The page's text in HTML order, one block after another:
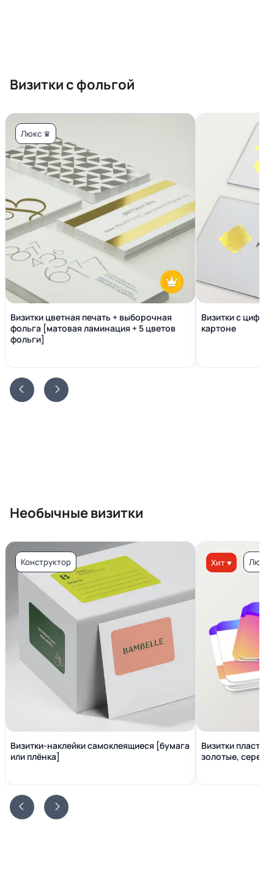
Визитки с фольгой
Люкс ♛
Визитки цветная печать + выборочная
фольга [матовая ламинация + 5 цветов
фольги]
Визитки с
картоне
Необычные визитки
Конструктор
Визитки-наклейки самоклеящиеся [бумага
или плёнка]
Хит ♥ Люкс
Визитки
золотые,